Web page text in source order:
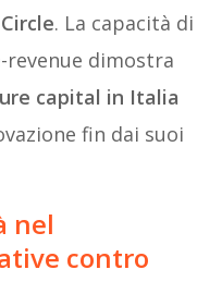
. La capacità di
revenue dimostra
capital in Italia
fin dai suoi
nel
contro